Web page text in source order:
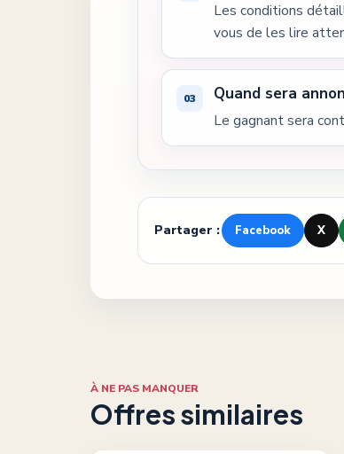
Les conditions
vous de les lire
Quand sera
Le gagnant sera
Partager : Facebook X
À NE PAS MANQUER
Offres similaires